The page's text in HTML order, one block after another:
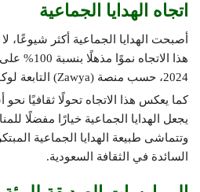
اتجاه الهدايا الجماعية
أصبحت الهدايا الجماعية أكثر
هذا الاتجاه
2024، حسب منصة (Zawya) التابعة لوكالة رويترز.
كما يعكس هذا الاتجاه تحولًا ثقافيًا نحو
يجعل الهدايا الجماعية خيارًا مفضلًا
وتتماشى طبيعة الهدايا الجماعية
السائدة في الثقافة السعودية.